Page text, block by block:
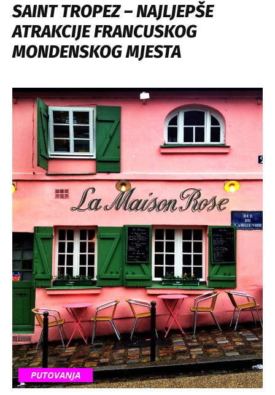
SAINT TROPEZ – NAJLJEPŠE
ATRAKCIJE FRANCUSKOG
MONDENSKOG MJESTA
PUTOVANJA